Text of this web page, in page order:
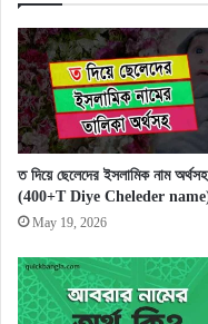
ত দিয়ে ছেলেদের ইসলামিক নাম অর্থসহ
(400+T Diye Cheleder
May 19, 2026